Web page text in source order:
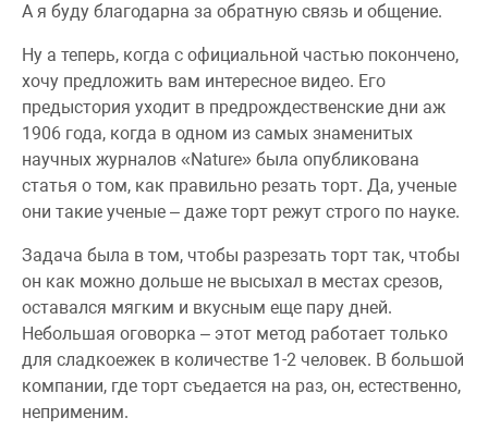
А я буду благодарна за обратную связь и общение.
Ну а теперь, когда с официальной частью покончено,
хочу предложить вам интересное видео. Его
предыстория уходит в предрождественские дни аж
1906 года, когда в одном из самых знаменитых
научных журналов «Nature» была опубликована
статья о том, как правильно резать торт. Да, ученые
они такие ученые – даже торт режут строго по науке.
Задача была в том, чтобы разрезать торт так, чтобы
он как можно дольше не высыхал в местах срезов,
оставался мягким и вкусным еще пару дней.
Небольшая оговорка – этот метод работает только
для сладкоежек в количестве 1-2 человек. В большой
компании, где торт съедается на раз, он, естественно,
неприменим.